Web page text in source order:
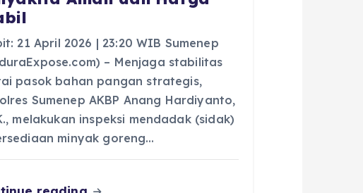
21 April 2026 | 23:20 WIB Sumenep
– Menjaga stabilitas
pasok bahan pangan strategis,
Sumenep AKBP Anang Hardiyanto,
melakukan inspeksi mendadak (sidak)
minyak goreng…